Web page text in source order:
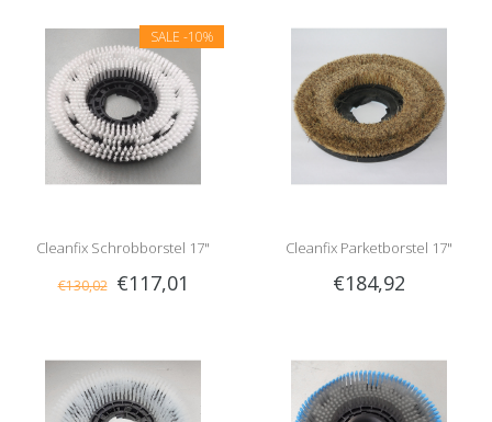
SALE -10%
Cleanfix Schrobborstel 17"
€130,02 €117,01
Cleanfix Parketborstel 17"
€184,92